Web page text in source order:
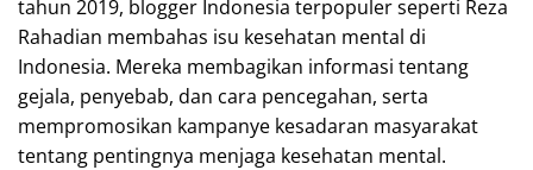
tahun 2019, blogger Indonesia terpopuler seperti Reza
Rahadian membahas isu kesehatan mental di
Indonesia. Mereka membagikan informasi tentang
gejala, penyebab, dan cara pencegahan, serta
mempromosikan kampanye kesadaran masyarakat
tentang pentingnya menjaga kesehatan mental.